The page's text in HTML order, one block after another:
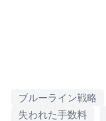
ブルーライン戦略
失われた手数料